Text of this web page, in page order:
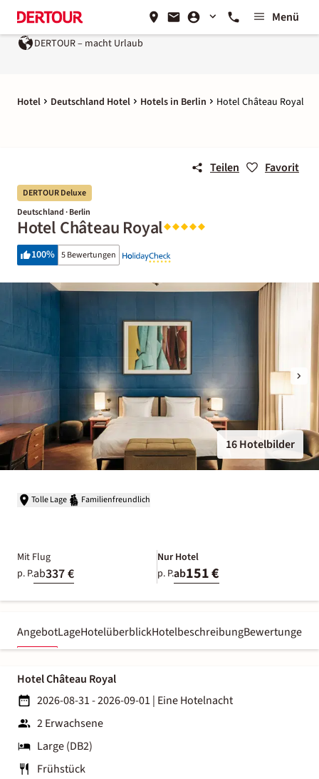
Menü
DERTOUR – macht Urlaub
Hotel Deutschland Hotel Hotels in Berlin Hotel Château Royal
Teilen Favorit
DERTOUR Deluxe
Deutschland · Berlin
Hotel Château Royal
100% 5 Bewertungen
16 Hotelbilder
Tolle Lage Familienfreundlich
Mit Flug
p. P.ab337 €
Nur Hotel
p. P.ab151 €
AngebotLageHotelüberblickHotelbeschreibungBewertungen
Hotel Château Royal
2026-08-31 - 2026-09-01 | Eine Hotelnacht
2 Erwachsene
Large (DB2)
Frühstück